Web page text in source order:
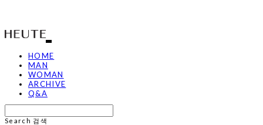
HOME
MAN
WOMAN
ARCHIVE
Q&A
Search 검색